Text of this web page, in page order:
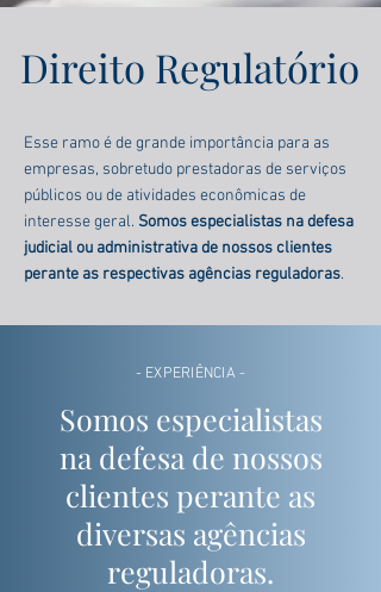
Direito Regulatório
Esse ramo é de grande importância para as
empresas, sobretudo prestadoras de serviços
públicos ou de atividades econômicas de
interesse geral. Somos especialistas na defesa
judicial ou administrativa de nossos clientes
perante as respectivas agências reguladoras.
- EXPERIÊNCIA -
Somos especialistas
na defesa de nossos
clientes perante as
diversas agências
reguladoras.